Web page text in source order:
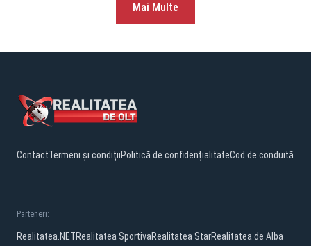
Mai Multe
ContactTermeni și condițiiPolitică de confidențialitateCod de conduită
Parteneri:
Realitatea.NETRealitatea SportivaRealitatea StarRealitatea de Alba